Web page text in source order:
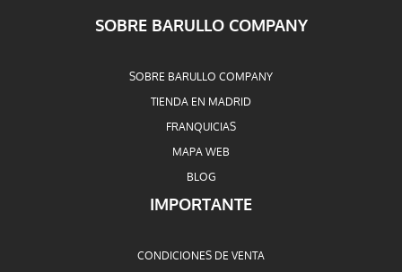
SOBRE BARULLO COMPANY
SOBRE BARULLO COMPANY
TIENDA EN MADRID
FRANQUICIAS
MAPA WEB
BLOG
IMPORTANTE
CONDICIONES DE VENTA